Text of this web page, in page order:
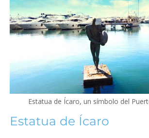
Estatua de Ícaro, un símbolo del
Estatua de Ícaro